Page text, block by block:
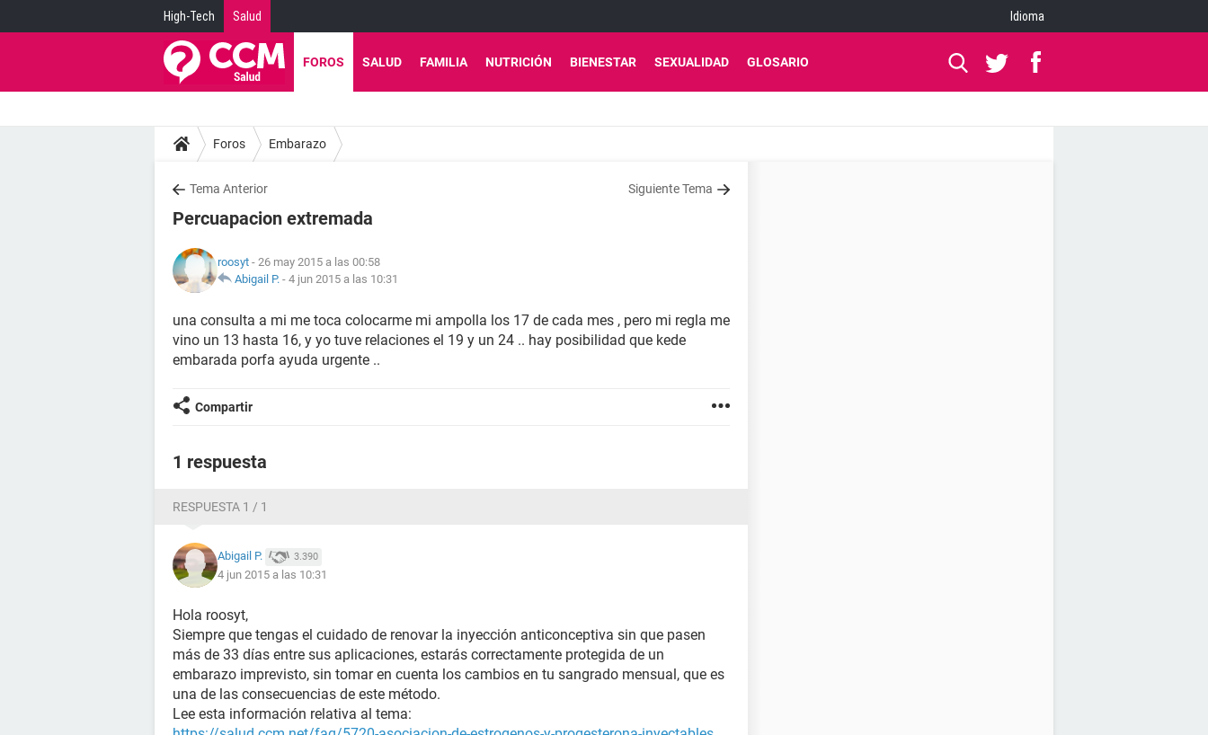
High-Tech Salud Idioma
FOROS SALUD FAMILIA NUTRICIÓN BIENESTAR SEXUALIDAD GLOSARIO
Foros Embarazo
Tema Anterior Siguiente Tema
Percuapacion extremada
roosyt - 26 may 2015 a las 00:58
Abigail P. - 4 jun 2015 a las 10:31
una consulta a mi me toca colocarme mi ampolla los 17 de cada mes , pero mi regla me
vino un 13 hasta 16, y yo tuve relaciones el 19 y un 24 .. hay posibilidad que kede
embarada porfa ayuda urgente ..
Compartir
1 respuesta
RESPUESTA 1 / 1
Abigail P. 3.390
4 jun 2015 a las 10:31
Hola roosyt,
Siempre que tengas el cuidado de renovar la inyección anticonceptiva sin que pasen
más de 33 días entre sus aplicaciones, estarás correctamente protegida de un
embarazo imprevisto, sin tomar en cuenta los cambios en tu sangrado mensual, que es
una de las consecuencias de este método.
Lee esta información relativa al tema: